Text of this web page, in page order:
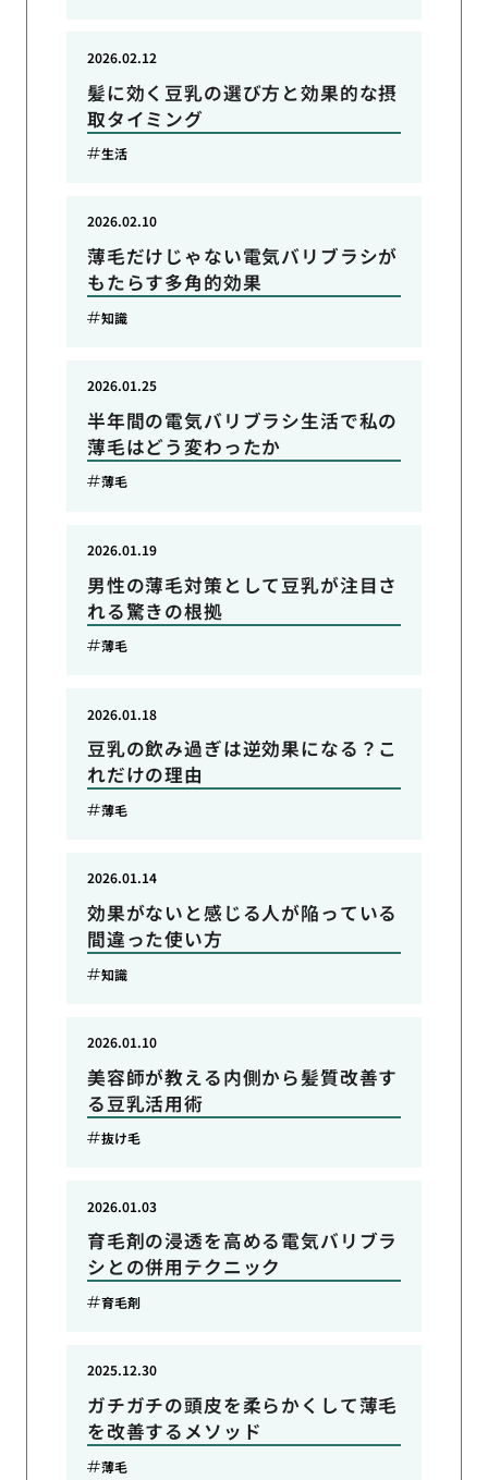
髪に効く豆乳の選び方と効果的な摂
取タイミング
2026.02.12
生活
薄毛だけじゃない電気バリブラシが
もたらす多角的効果
2026.02.10
知識
半年間の電気バリブラシ生活で私の
薄毛はどう変わったか
2026.01.25
薄毛
男性の薄毛対策として豆乳が注目さ
れる驚きの根拠
2026.01.19
薄毛
豆乳の飲み過ぎは逆効果になる？こ
れだけの理由
2026.01.18
薄毛
効果がないと感じる人が陥っている
間違った使い方
2026.01.14
知識
美容師が教える内側から髪質改善す
る豆乳活用術
2026.01.10
抜け毛
育毛剤の浸透を高める電気バリブラ
シとの併用テクニック
2026.01.03
育毛剤
ガチガチの頭皮を柔らかくして薄毛
を改善するメソッド
2025.12.30
薄毛